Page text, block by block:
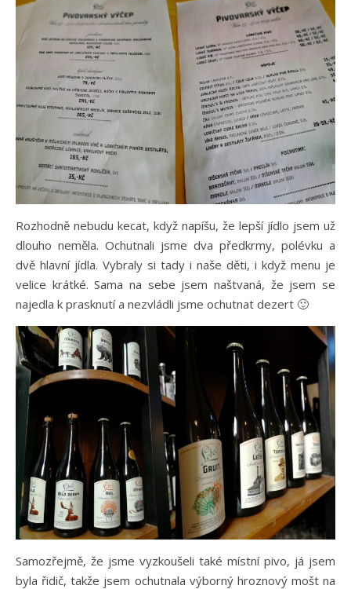
Rozhodně nebudu kecat, když napíšu, že lepší jídlo jsem už
dlouho neměla. Ochutnali jsme dva předkrmy, polévku a
dvě hlavní jídla. Vybraly si tady i naše děti, i když menu je
velice krátké. Sama na sebe jsem naštvaná, že jsem se
najedla k prasknutí a nezvládli jsme ochutnat dezert 🙂
Samozřejmě, že jsme vyzkoušeli také místní pivo, já jsem
byla řidič, takže jsem ochutnala výborný hroznový mošt na